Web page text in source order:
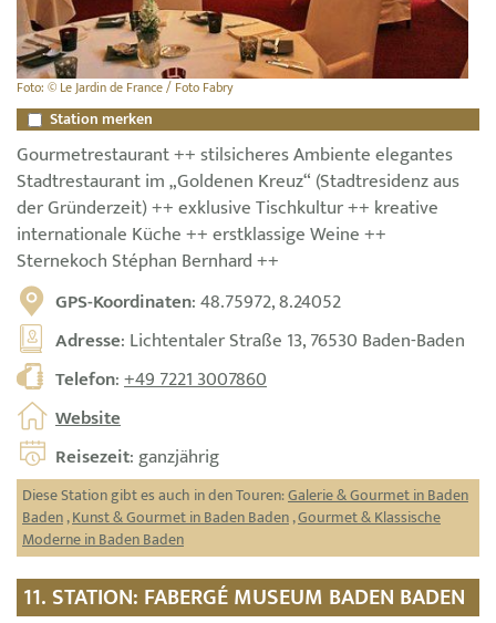
Foto: © Le Jardin de France / Foto Fabry
Station merken
Gourmetrestaurant ++ stilsicheres Ambiente elegantes
Stadtrestaurant im „Goldenen Kreuz“ (Stadtresidenz aus
der Gründerzeit) ++ exklusive Tischkultur ++ kreative
internationale Küche ++ erstklassige Weine ++
Sternekoch Stéphan Bernhard ++
GPS-Koordinaten: 48.75972, 8.24052
Adresse: Lichtentaler Straße 13, 76530 Baden-Baden
Telefon:+49 7221 3007860
Website
Reisezeit: ganzjährig
Diese Station gibt es auch in den Touren:Galerie & Gourmet in Baden
Baden,Kunst & Gourmet in Baden Baden,Gourmet & Klassische
Moderne in Baden Baden
11. STATION: FABERGÉ MUSEUM BADEN BADEN